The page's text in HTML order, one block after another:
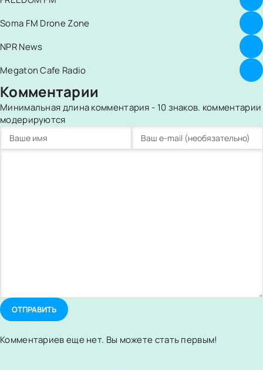
Soma FM Drone Zone
NPR News
Megaton Cafe Radio
Комментарии
Минимальная длина комментария - 10 знаков. комментарии
модерируются
ОТПРАВИТЬ
Комментариев еще нет. Вы можете стать первым!